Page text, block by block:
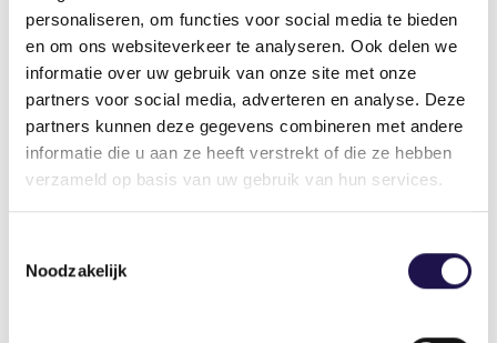
personaliseren, om functies voor social media te bieden
en om ons websiteverkeer te analyseren. Ook delen we
informatie over uw gebruik van onze site met onze
partners voor social media, adverteren en analyse. Deze
partners kunnen deze gegevens combineren met andere
informatie die u aan ze heeft verstrekt of die ze hebben
verzameld op basis van uw gebruik van hun services.
Noodzakelijk
Programmamanager Marktregulering
Deel dit artikel